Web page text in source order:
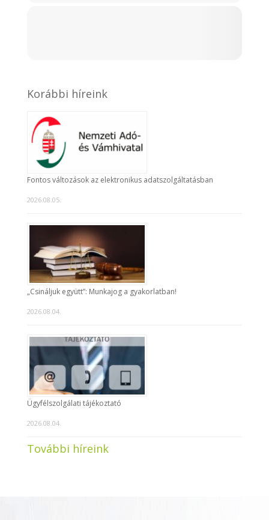
Korábbi híreink
Fontos változások az elektronikus adatszolgáltatásban
2026.08.05.
„Csináljuk együtt”: Munkajog a gyakorlatban!
2026.08.04.
Ügyfélszolgálati tájékoztató
2026.08.04.
További híreink